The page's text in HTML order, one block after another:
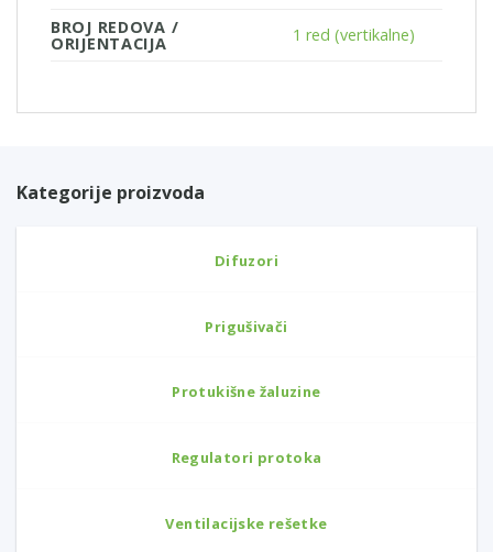
BROJ REDOVA /
ORIJENTACIJA 1 red (vertikalne)
Kategorije proizvoda
Difuzori
Prigušivači
Protukišne žaluzine
Regulatori protoka
Ventilacijske rešetke